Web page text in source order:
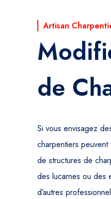
Artisan
de
Si vous envisagez
charpentiers
de structures de
des lucarnes ou des
d’autres